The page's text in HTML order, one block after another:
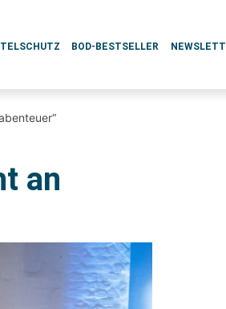
BOD-BESTSELLER
an